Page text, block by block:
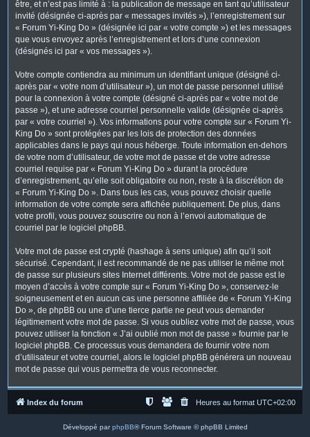
être, et n’est pas limité à : la publication de message en tant qu’utilisateur
invité (désignée ci-après par « messages invités »), l’enregistrement sur
« Forum Yi-King Do » (désignée ici par « votre compte ») et les messages
que vous envoyez après l’enregistrement et lors d’une connexion
(désignés ici par « vos messages »).
Votre compte contiendra au minimum un identifiant unique (désigné ci-
après par « votre nom d’utilisateur »), un mot de passe personnel utilisé
pour la connexion à votre compte (désigné ci-après par « votre mot de
passe »), et une adresse courriel personnelle valide (désignée ci-après
par « votre courriel »). Vos informations pour votre compte sur « Forum Yi-
King Do » sont protégées par les lois de protection des données
applicables dans le pays qui nous héberge. Toute information en-dehors
de votre nom d’utilisateur, de votre mot de passe et de votre adresse
courriel requise par « Forum Yi-King Do » durant la procédure
d’enregistrement, qu’elle soit obligatoire ou non, reste à la discrétion de
« Forum Yi-King Do ». Dans tous les cas, vous pouvez choisir quelle
information de votre compte sera affichée publiquement. De plus, dans
votre profil, vous pouvez souscrire ou non à l’envoi automatique de
courriel par le logiciel phpBB.
Votre mot de passe est crypté (hashage à sens unique) afin qu’il soit
sécurisé. Cependant, il est recommandé de ne pas utiliser le même mot
de passe sur plusieurs sites Internet différents. Votre mot de passe est le
moyen d’accès à votre compte sur « Forum Yi-King Do », conservez-le
soigneusement et en aucun cas une personne affiliée de « Forum Yi-King
Do », de phpBB ou une d’une tierce partie ne peut vous demander
légitimement votre mot de passe. Si vous oubliez votre mot de passe, vous
pouvez utiliser la fonction « J’ai oublié mon mot de passe » fournie par le
logiciel phpBB. Ce processus vous demandera de fournir votre nom
d’utilisateur et votre courriel, alors le logiciel phpBB générera un nouveau
mot de passe qui vous permettra de vous reconnecter.
Index du forum Heures au format UTC+02:00
Développé parphpBB® Forum Software © phpBB Limited